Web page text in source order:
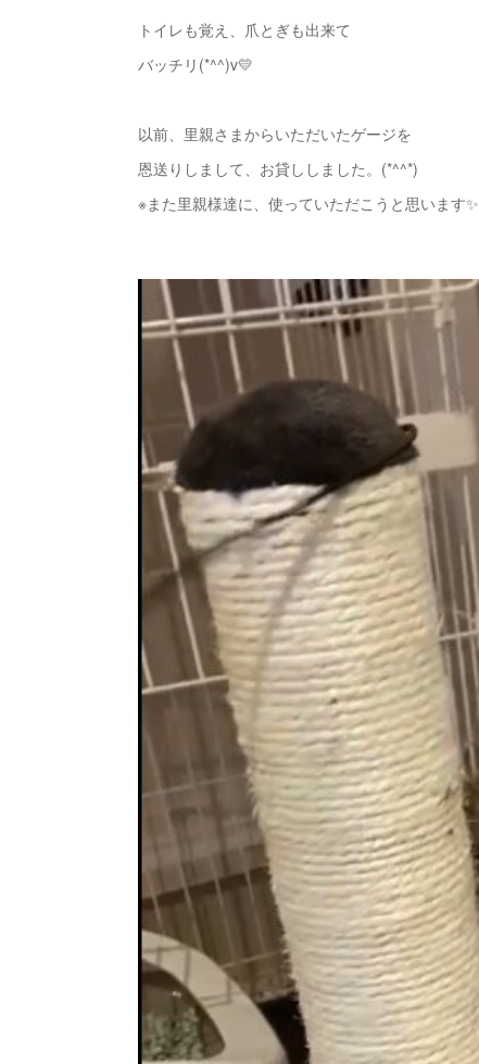
トイレも覚え、爪とぎも出来て
バッチリ(*^^)v💛
以前、里親さまからいただいたゲージを
恩送りしまして、お貸ししました。(*^^*)
※また里親様達に、使っていただこうと思います✨